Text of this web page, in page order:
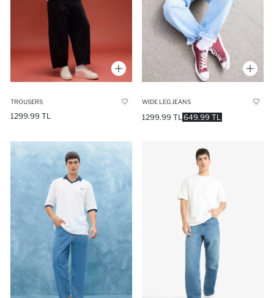
TROUSERS
1299.99 TL
WIDE LEG JEANS
649.99 TL
1299.99 TL